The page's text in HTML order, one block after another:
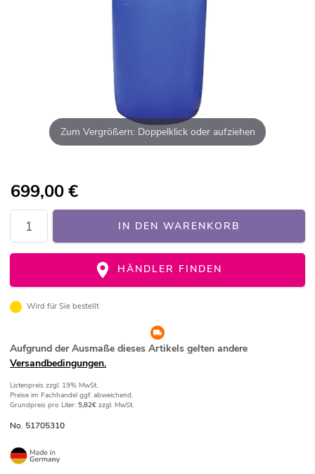
Zum Vergrößern: Doppelklick oder aufziehen
699,00€
IN DEN WARENKORB
HÄNDLER FINDEN
Wird für Sie bestellt
Aufgrund der Ausmaße dieses Artikels gelten andere
Versandbedingungen.
Listenpreis zzgl. 19% MwSt.
Preise im Fachhandel ggf. abweichend.
Grundpreis pro Liter: 5,82€ zzgl. MwSt.
No. 51705310